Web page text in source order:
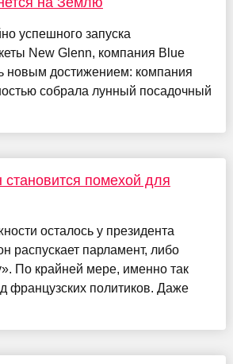
успешного запуска
New Glenn, компания Blue
новым достижением: компания
собрала лунный посадочный
помехой для
осталось у президента
распускает парламент, либо
По крайней мере, именно так
французских политиков. Даже